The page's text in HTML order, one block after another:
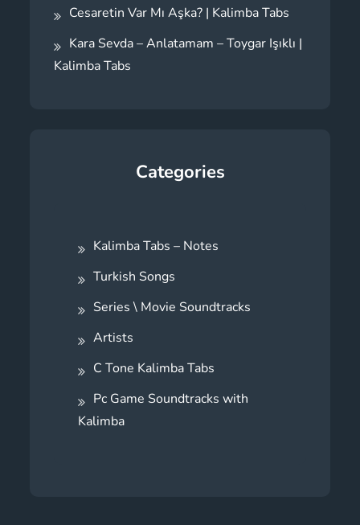
Cesaretin Var Mı Aşka? | Kalimba Tabs
Kara Sevda – Anlatamam – Toygar Işıklı |
Kalimba Tabs
Categories
Kalimba Tabs – Notes
Turkish Songs
Series \ Movie Soundtracks
Artists
C Tone Kalimba Tabs
Pc Game Soundtracks with
Kalimba